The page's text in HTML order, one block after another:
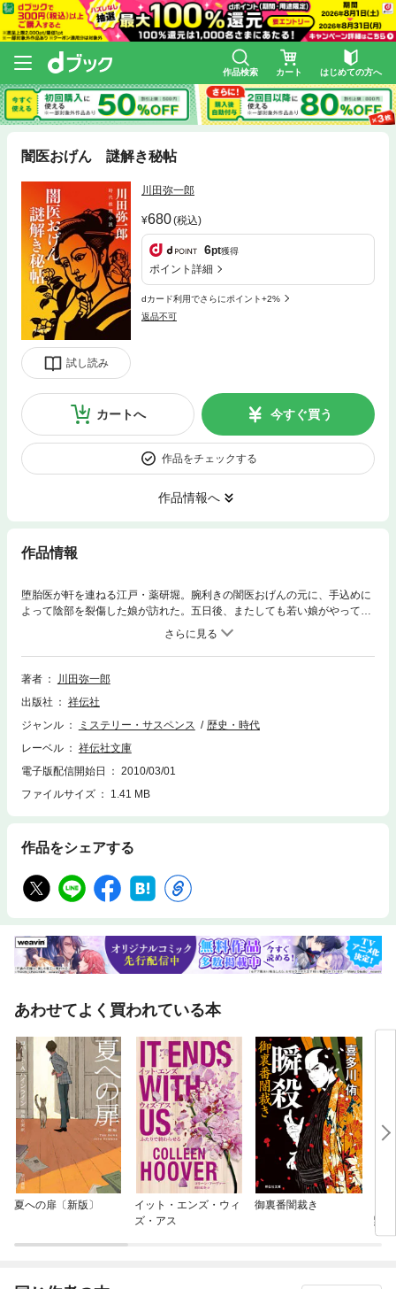
作品検索 カート はじめての方へ
闇医おげん 謎解き秘帖
試し読み
川田弥一郎
680(税込)
6pt獲得
ポイント詳細
dカード利用でさらにポイント+2%
返品不可
カートへ 今すぐ買う
作品をチェックする
作品情報へ
作品情報
堕胎医が軒を連ねる江戸・薬研堀。腕利きの闇医おげんの元に、手込めに
よって陰部を裂傷した娘が訪れた。五日後、またしても若い娘がやって来
る。連続強姦か？そんな矢先、おげんが堕胎術を施した娘が身投げし…。
おげんが解決する時代医学推理集！
著者
川田弥一郎
出版社
祥伝社
ジャンル
ミステリー・サスペンス
歴史・時代
レーベル
祥伝社文庫
電子版配信開始日
2010/03/01
ファイルサイズ
1.41 MB
作品をシェアする
あわせてよく買われている本
夏への扉〔新版〕
イット・エンズ・ウィ
ズ・アス
御裏番闇裁き
黙
ム